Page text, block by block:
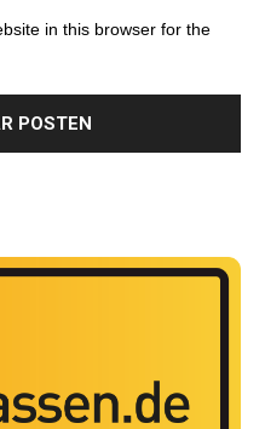
in this browser for the